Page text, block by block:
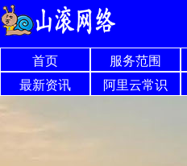
首页 服务范围
最新资讯
阿里云常识